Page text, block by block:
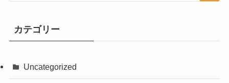
カテゴリー
Uncategorized